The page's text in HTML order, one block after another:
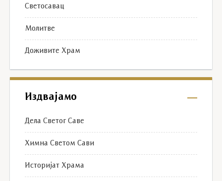
Светосавац
Молитве
Доживите Храм
Издвајамо
Дела Светог Саве
Химна Светом Сави
Историјат Храма